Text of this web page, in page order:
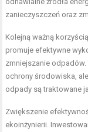
zanieczyszczeń oraz
Kolejną ważną
promuje efektywne
zmniejszanie odpadów.
ochrony środowiska,
odpady są traktowane
Zwiększenie
ekoinżynierii.